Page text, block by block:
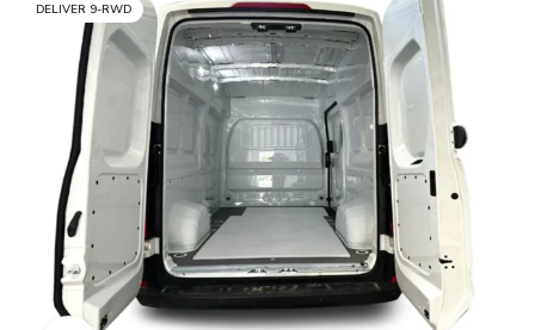
DELIVER 9-RWD